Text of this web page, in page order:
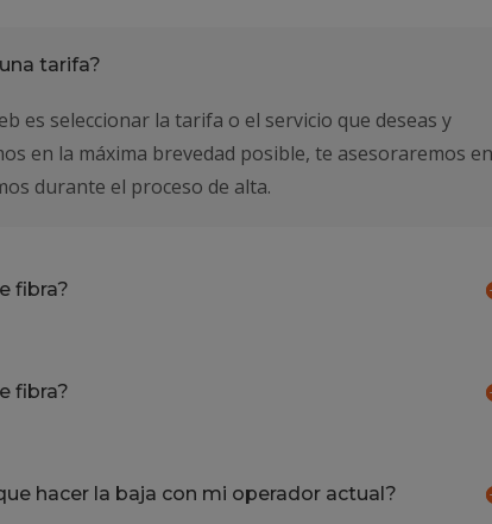
tarifa?
es seleccionar la tarifa o el servicio que deseas y
en la máxima brevedad posible, te asesoraremos
durante el proceso de alta.
fibra?
fibra?
hacer la baja con mi operador actual?